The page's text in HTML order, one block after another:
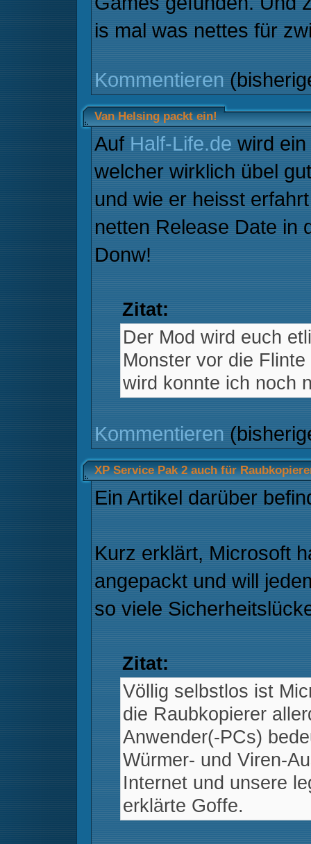
is mal was nettes für
Kommentieren
Van Helsing packt ein!
Auf Half-Life.de wird
welcher wirklich übel
und wie er heisst
netten Release Date in
Donw!
Zitat:
Der Mod wird euch
Monster vor die
wird konnte ich noch
Kommentieren
XP Service Pak 2 auch für
Ein Artikel darüber
Kurz erklärt, Microsoft
angepackt und will
so viele
Zitat:
Völlig selbstlos ist
die Raubkopierer
Anwender(-PCs)
Würmer- und Viren-
Internet und unsere
erklärte Goffe.